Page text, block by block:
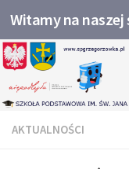
Przejdź do treści
Witamy na naszej
AKTUALNOŚCI